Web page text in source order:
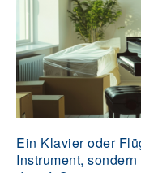
Ein Klavier oder
Instrument,